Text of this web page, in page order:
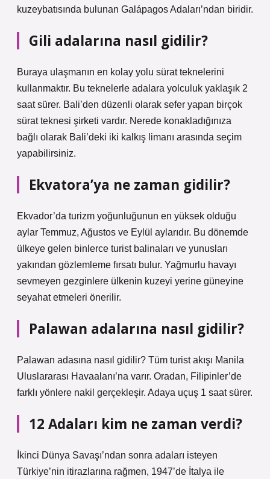
kuzeybatısında bulunan Galápagos Adaları’ndan biridir.
Gili adalarına nasıl gidilir?
Buraya ulaşmanın en kolay yolu sürat teknelerini
kullanmaktır. Bu teknelerle adalara yolculuk yaklaşık 2
saat sürer. Bali’den düzenli olarak sefer yapan birçok
sürat teknesi şirketi vardır. Nerede konakladığınıza
bağlı olarak Bali’deki iki kalkış limanı arasında seçim
yapabilirsiniz.
Ekvatora’ya ne zaman gidilir?
Ekvador’da turizm yoğunluğunun en yüksek olduğu
aylar Temmuz, Ağustos ve Eylül aylarıdır. Bu dönemde
ülkeye gelen binlerce turist balinaları ve yunusları
yakından gözlemleme fırsatı bulur. Yağmurlu havayı
sevmeyen gezginlere ülkenin kuzeyi yerine güneyine
seyahat etmeleri önerilir.
Palawan adalarına nasıl gidilir?
Palawan adasına nasıl gidilir? Tüm turist akışı Manila
Uluslararası Havaalanı’na varır. Oradan, Filipinler’de
farklı yönlere nakil gerçekleşir. Adaya uçuş 1 saat sürer.
12 Adaları kim ne zaman verdi?
İkinci Dünya Savaşı’ndan sonra adaları isteyen
Türkiye’nin itirazlarına rağmen, 1947’de İtalya ile